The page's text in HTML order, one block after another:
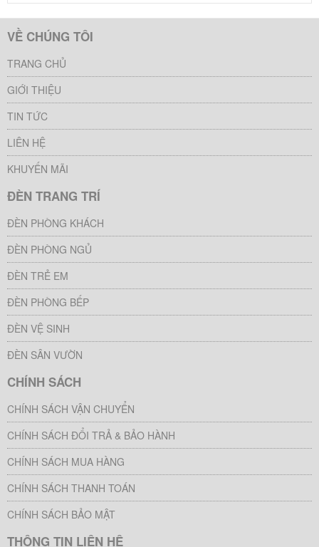
VỀ CHÚNG TÔI
TRANG CHỦ
GIỚI THIỆU
TIN TỨC
LIÊN HỆ
KHUYẾN MÃI
ĐÈN TRANG TRÍ
ĐÈN PHÒNG KHÁCH
ĐÈN PHÒNG NGỦ
ĐÈN TRẺ EM
ĐÈN PHÒNG BẾP
ĐÈN VỆ SINH
ĐÈN SÂN VƯỜN
CHÍNH SÁCH
CHÍNH SÁCH VẬN CHUYỂN
CHÍNH SÁCH ĐỔI TRẢ & BẢO HÀNH
CHÍNH SÁCH MUA HÀNG
CHÍNH SÁCH THANH TOÁN
CHÍNH SÁCH BẢO MẬT
THÔNG TIN LIÊN HỆ